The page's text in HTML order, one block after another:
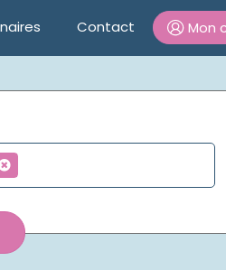
Contact Mon